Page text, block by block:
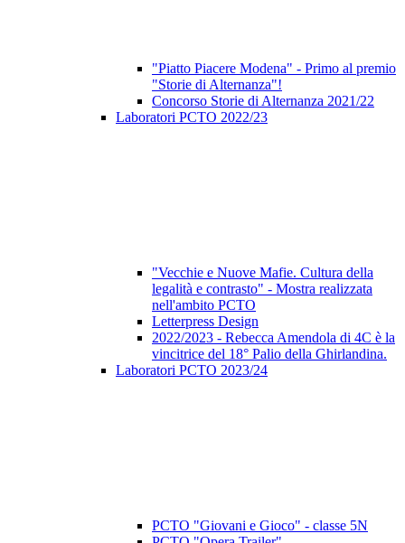
"Piatto Piacere Modena" - Primo al premio
"Storie di Alternanza"!
Concorso Storie di Alternanza 2021/22
Laboratori PCTO 2022/23
"Vecchie e Nuove Mafie. Cultura della
legalità e contrasto" - Mostra realizzata
nell'ambito PCTO
Letterpress Design
2022/2023 - Rebecca Amendola di 4C è la
vincitrice del 18° Palio della Ghirlandina.
Laboratori PCTO 2023/24
PCTO "Giovani e Gioco" - classe 5N